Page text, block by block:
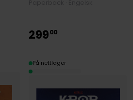
29900
På nettlager